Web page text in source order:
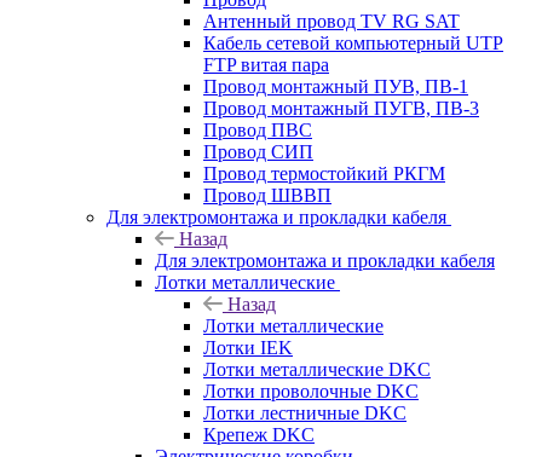
Антенный провод TV RG SAT
Кабель сетевой компьютерный UTP
FTP витая пара
Провод монтажный ПУВ, ПВ-1
Провод монтажный ПУГВ, ПВ-3
Провод ПВС
Провод СИП
Провод термостойкий РКГМ
Провод ШВВП
Для электромонтажа и прокладки кабеля
Назад
Для электромонтажа и прокладки кабеля
Лотки металлические
Назад
Лотки металлические
Лотки IEK
Лотки металлические DKC
Лотки проволочные DKC
Лотки лестничные DKC
Крепеж DKC